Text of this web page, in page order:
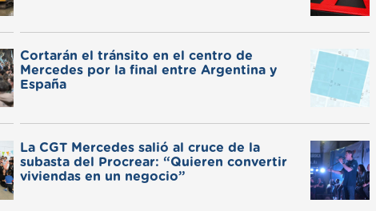
Cortarán el tránsito en el centro de
Mercedes por la final entre Argentina y
España
La CGT Mercedes salió al cruce de la
subasta del Procrear: “Quieren convertir
viviendas en un negocio”